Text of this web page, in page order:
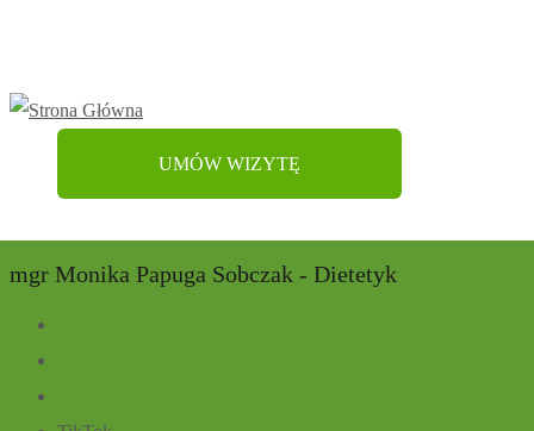
UMÓW WIZYTĘ
mgr Monika Papuga Sobczak - Dietetyk